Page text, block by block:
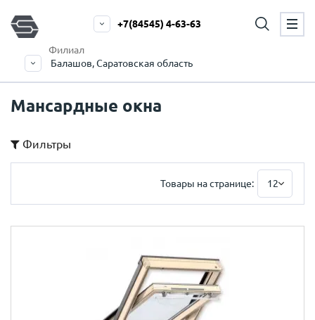
Филиал
Балашов, Саратовская область
+7(84545) 4-63-63
Мансардные окна
Фильтры
Товары на странице: 12